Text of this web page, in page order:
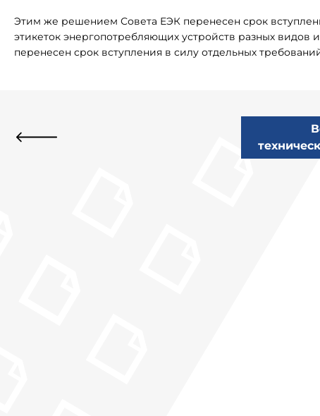
Этим же решением Совета ЕЭК перенесен срок
этикеток энергопотребляющих устройств разных видов
перенесен срок вступления в силу отдельных